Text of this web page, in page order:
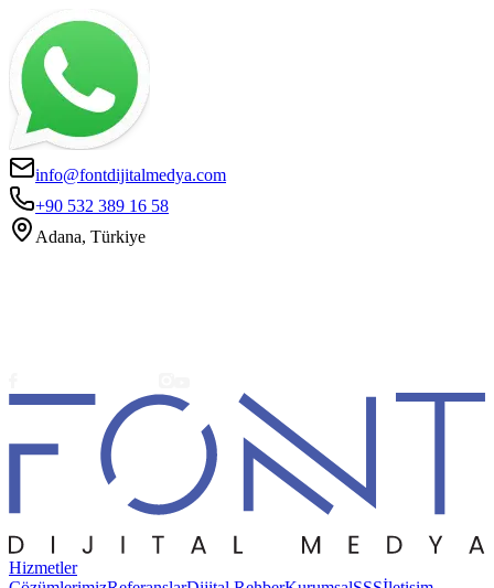
info@fontdijitalmedya.com
+90 532 389 16 58
Adana, Türkiye
Hizmetler